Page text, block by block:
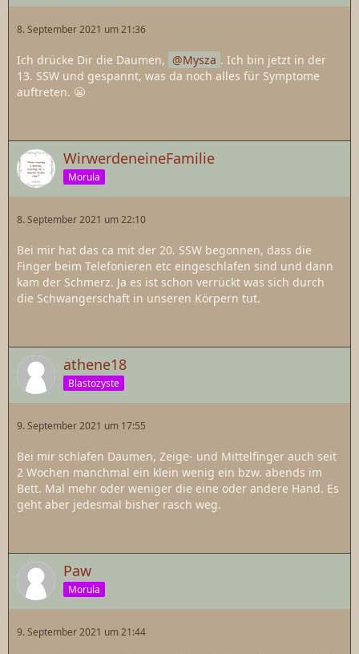
8. September 2021 um 21:36
Ich drücke Dir die Daumen, Mysza . Ich bin jetzt in der
13. SSW und gespannt, was da noch alles für Symptome
auftreten. 😬
WirwerdeneineFamilie
Morula
8. September 2021 um 22:10
Bei mir hat das ca mit der 20. SSW begonnen, dass die
Finger beim Telefonieren etc eingeschlafen sind und dann
kam der Schmerz. Ja es ist schon verrückt was sich durch
die Schwangerschaft in unseren Körpern tut.
athene18
Blastozyste
9. September 2021 um 17:55
Bei mir schlafen Daumen, Zeige- und Mittelfinger auch seit
2 Wochen manchmal ein klein wenig ein bzw. abends im
Bett. Mal mehr oder weniger die eine oder andere Hand. Es
geht aber jedesmal bisher rasch weg.
Paw
Morula
9. September 2021 um 21:44